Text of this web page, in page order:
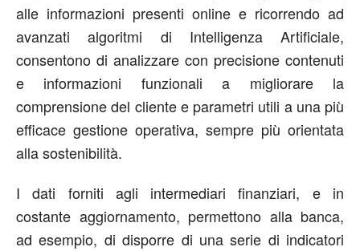
alle informazioni presenti online e ricorrendo ad
avanzati algoritmi di Intelligenza Artificiale,
consentono di analizzare con precisione contenuti
e informazioni funzionali a migliorare la
comprensione del cliente e parametri utili a una più
efficace gestione operativa, sempre più orientata
alla sostenibilità.
I dati forniti agli intermediari finanziari, e in
costante aggiornamento, permettono alla banca,
ad esempio, di disporre di una serie di indicatori